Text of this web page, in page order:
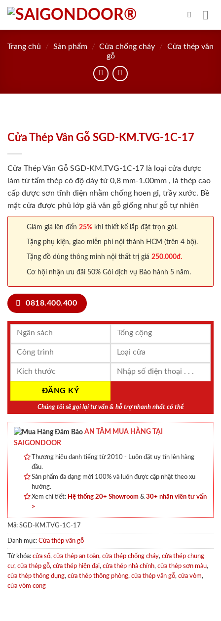
Skip
content
Trang chủ / Sản phẩm / Cửa chống cháy /
Cửa thép vân
gỗ
Cửa Thép Vân Gỗ SGD-KM.TVG-1C-17
Cửa Thép Vân Gỗ SGD-KM.TVG-1C-17 là loại cửa được
làm từ tấm thép có độ dày từ 0,8 mm-1.00mm , là thép cao
cấp được sơn tĩnh điện nhằm chống hoen gỉ, trầy xước. Bề
mặt cửa được phủ lớp giả vân gỗ giống như gỗ tự nhiên
Giảm giá lên đến 25% khi thiết kế lắp đặt trọn gói.
Tặng phụ kiện, giao miễn phí nội thành HCM (trên 4 bộ).
Tặng đồ dùng thông minh nội thất trị giá 250.000đ.
Cơ hội nhận ưu đãi 50% Gói dịch vụ Bảo hành 5 năm.
0818.400.400
Chúng tôi sẽ gọi lại tư vấn & hỗ trợ nhanh nhất có thể
AN TÂM MUA HÀNG TẠI
SAIGONDOOR
Thương hiệu danh tiếng từ 2010 - Luôn đặt uy tín lên hàng
đầu.
Sản phẩm đa dạng mới 100% và luôn được cập nhật theo xu
hướng.
Xem chi tiết: Hệ thống 20+ Showroom & 30+ nhân viên tư vấn
>
Mã: SGD-KM.TVG-1C-17
Danh mục: Cửa thép vân gỗ
Từ khóa: cửa sổ, cửa thép an toàn, cửa thép chống cháy, cửa thép chung
cư, cửa thép gỗ, cửa thép hiện đại, cửa thép nhà chính, cửa thép sơn màu,
cửa thép thông dụng, cửa thép thông phòng, cửa thép vân gỗ, cửa vòm,
cửa vòm cong